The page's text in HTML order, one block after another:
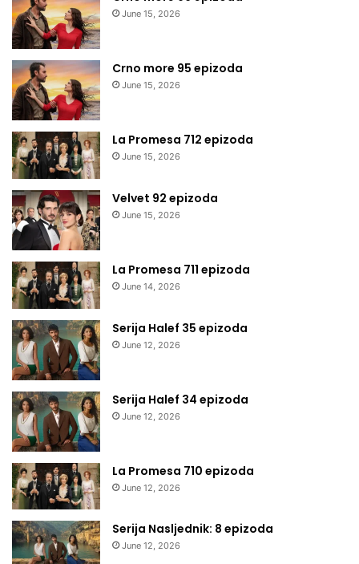
June 15, 2026
Crno more 95 epizoda
June 15, 2026
La Promesa 712 epizoda
June 15, 2026
Velvet 92 epizoda
June 15, 2026
La Promesa 711 epizoda
June 14, 2026
Serija Halef 35 epizoda
June 12, 2026
Serija Halef 34 epizoda
June 12, 2026
La Promesa 710 epizoda
June 12, 2026
Serija Nasljednik: 8 epizoda
June 12, 2026